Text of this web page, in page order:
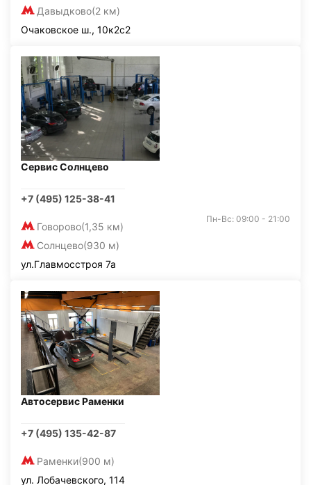
Давыдково(2 км)
Очаковское ш., 10к2с2
Сервис Солнцево
+7 (495) 125-38-41
Говорово(1,35 км)
Солнцево(930 м)
Пн-Вс: 09:00 - 21:00
ул.Главмосстроя 7а
Автосервис Раменки
+7 (495) 135-42-87
Раменки(900 м)
ул. Лобачевского, 114